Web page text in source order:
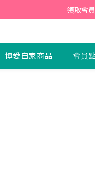
【新會員】即日起至2026月
領取會
博愛自家商品 會員